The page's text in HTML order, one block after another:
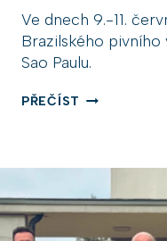
Ve dnech 9.-11.
Brazilského
Sao Paulu.
PŘEČÍST T
O
N
A